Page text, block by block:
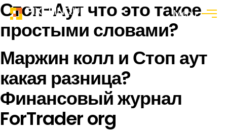
Menu
Стоп-Аут что это такое
простыми словами?
Маржин колл и Стоп аут
какая разница?
Финансовый журнал
ForTrader org